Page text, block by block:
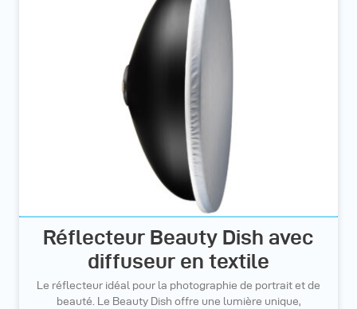
Réflecteur Beauty Dish avec
diffuseur en textile
Le réflecteur idéal pour la photographie de portrait et de
beauté. Le Beauty Dish offre une lumière unique,